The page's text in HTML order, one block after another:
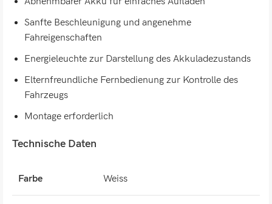
Sanfte Beschleunigung und angenehme
Fahreigenschaften
Energieleuchte zur Darstellung des Akkuladezustands
Elternfreundliche Fernbedienung zur Kontrolle des
Fahrzeugs
Montage erforderlich
Technische Daten
Farbe Weiss